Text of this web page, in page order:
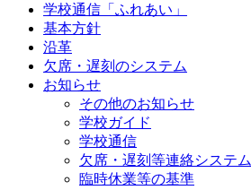
学校通信「ふれあい」
基本方針
沿革
欠席・遅刻のシステム
お知らせ
その他のお知らせ
学校ガイド
学校通信
欠席・遅刻等連絡システム
臨時休業等の基準